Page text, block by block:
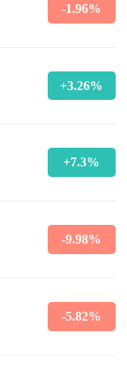
-1.96%
+3.26%
+7.3%
-9.98%
-5.82%